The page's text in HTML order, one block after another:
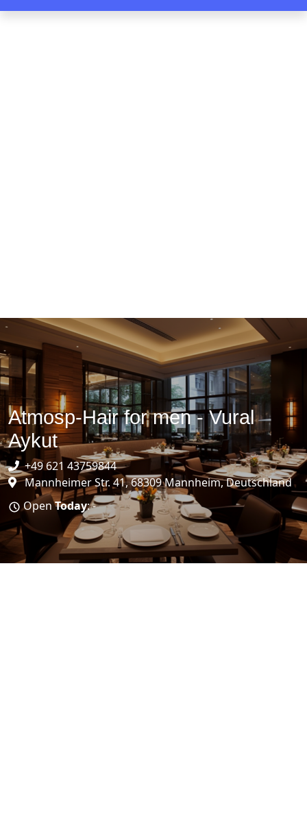
Atmosp-Hair for men - Vural
Aykut
+49 621 43759844
Mannheimer Str. 41, 68309 Mannheim, Deutschland
OpenToday: -